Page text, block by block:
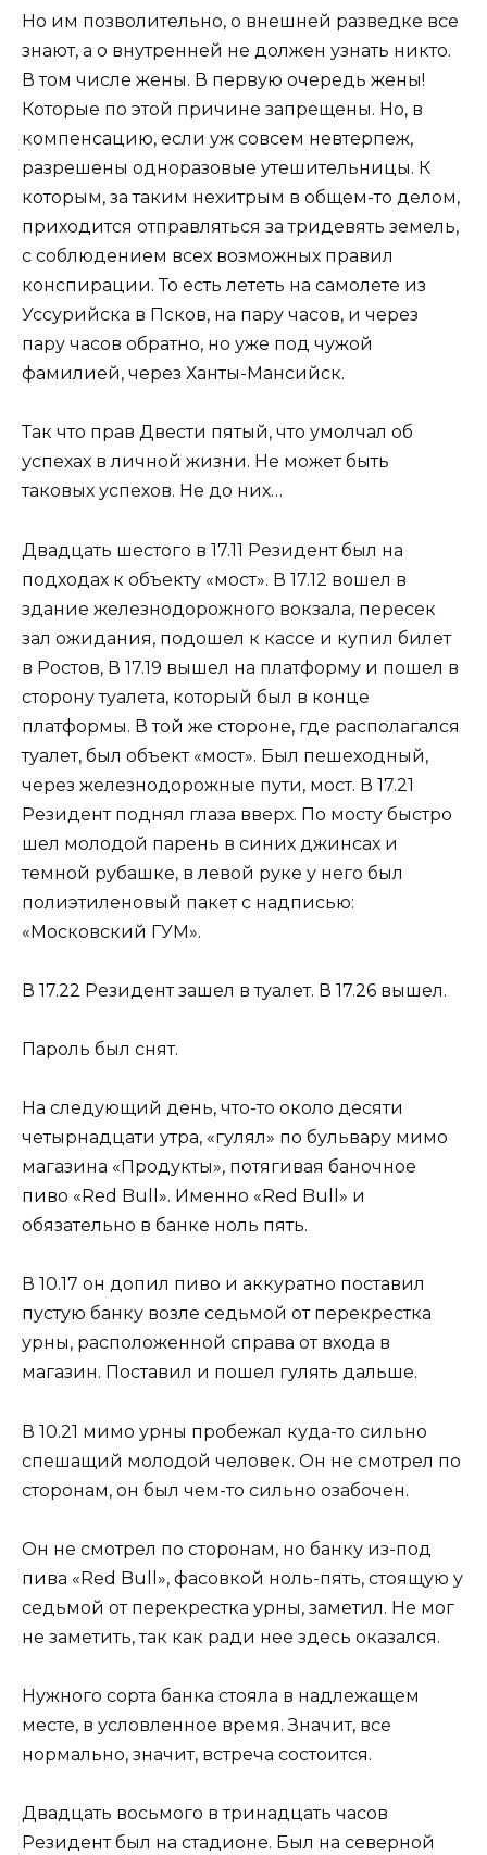
Но им позволительно, о внешней разведке все
знают, а о внутренней не должен узнать никто.
В том числе жены. В первую очередь жены!
Которые по этой причине запрещены. Но, в
компенсацию, если уж совсем невтерпеж,
разрешены одноразовые утешительницы. К
которым, за таким нехитрым в общем-то делом,
приходится отправляться за тридевять земель,
с соблюдением всех возможных правил
конспирации. То есть лететь на самолете из
Уссурийска в Псков, на пару часов, и через
пару часов обратно, но уже под чужой
фамилией, через Ханты-Мансийск.
Так что прав Двести пятый, что умолчал об
успехах в личной жизни. Не может быть
таковых успехов. Не до них…
Двадцать шестого в 17.11 Резидент был на
подходах к объекту «мост». В 17.12 вошел в
здание железнодорожного вокзала, пересек
зал ожидания, подошел к кассе и купил билет
в Ростов, В 17.19 вышел на платформу и пошел в
сторону туалета, который был в конце
платформы. В той же стороне, где располагался
туалет, был объект «мост». Был пешеходный,
через железнодорожные пути, мост. В 17.21
Резидент поднял глаза вверх. По мосту быстро
шел молодой парень в синих джинсах и
темной рубашке, в левой руке у него был
полиэтиленовый пакет с надписью:
«Московский ГУМ».
В 17.22 Резидент зашел в туалет. В 17.26 вышел.
Пароль был снят.
На следующий день, что-то около десяти
четырнадцати утра, «гулял» по бульвару мимо
магазина «Продукты», потягивая баночное
пиво «Red Bull». Именно «Red Bull» и
обязательно в банке ноль пять.
В 10.17 он допил пиво и аккуратно поставил
пустую банку возле седьмой от перекрестка
урны, расположенной справа от входа в
магазин. Поставил и пошел гулять дальше.
В 10.21 мимо урны пробежал куда-то сильно
спешащий молодой человек. Он не смотрел по
сторонам, он был чем-то сильно озабочен.
Он не смотрел по сторонам, но банку из-под
пива «Red Bull», фасовкой ноль-пять, стоящую у
седьмой от перекрестка урны, заметил. Не мог
не заметить, так как ради нее здесь оказался.
Нужного сорта банка стояла в надлежащем
месте, в условленное время. Значит, все
нормально, значит, встреча состоится.
Двадцать восьмого в тринадцать часов
Резидент был на стадионе. Был на северной